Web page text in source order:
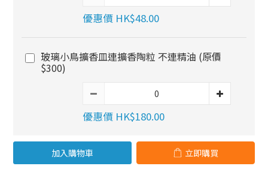
優惠價 HK$48.00
玻璃小鳥擴香皿連擴香陶粒 不連精油 (原價
$300)
優惠價 HK$180.00
加入購物車 立即購買